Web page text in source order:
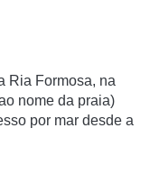
Ria Formosa, na
nome da praia)
por mar desde a